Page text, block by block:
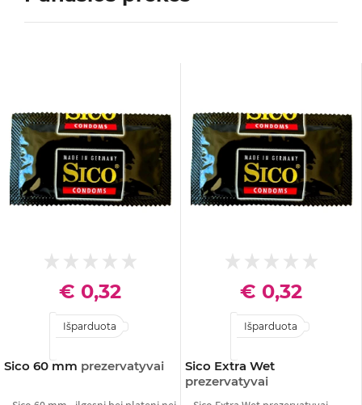
Sico 60 mm prezervatyvai
€ 0,32
Išparduota
Sico Extra Wet
prezervatyvai
€ 0,32
Išparduota